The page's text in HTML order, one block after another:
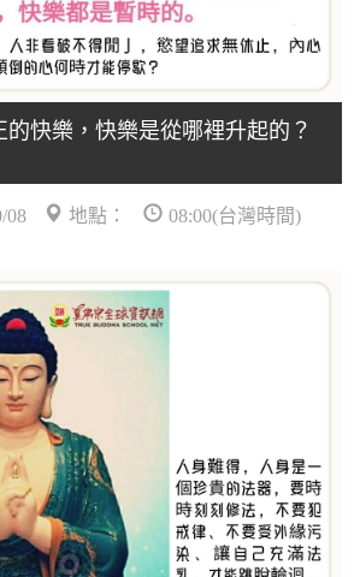
的快樂，快樂是從哪裡升起的？
08 地點： 08:00(台灣時間)